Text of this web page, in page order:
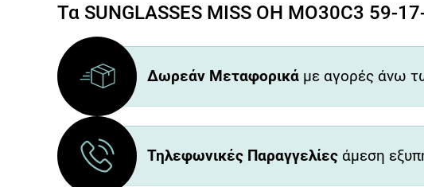
Τα SUNGLASSES MISS OH MO30C3 59-
Δωρεάν Μεταφορικά με αγορές άνω
Τηλεφωνικές Παραγγελίες άμεση